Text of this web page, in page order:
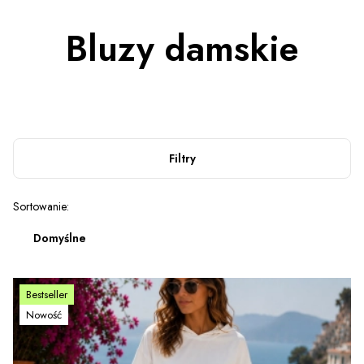
Bluzy damskie
Filtry
Lista produktów
Sortowanie:
Domyślne
Bestseller
Nowość